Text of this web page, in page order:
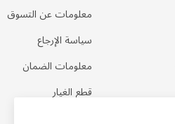
معلومات عن التسوق
سياسة الإرجاع
معلومات الضمان
قطع الغيار